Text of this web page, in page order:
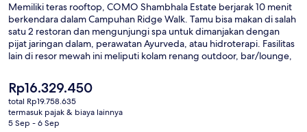
Memiliki teras rooftop, COMO Shambhala Estate berjarak 10 menit
berkendara dalam Campuhan Ridge Walk. Tamu bisa makan di salah
satu 2 restoran dan mengunjungi spa untuk dimanjakan dengan
pijat jaringan dalam, perawatan Ayurveda, atau hidroterapi. Fasilitas
lain di resor mewah ini meliputi kolam renang outdoor, bar/lounge,
Harga
saat
ini
Rp16.329.450
Rp16.329.450
total Rp19.758.635
termasuk pajak & biaya lainnya
5 Sep - 6 Sep